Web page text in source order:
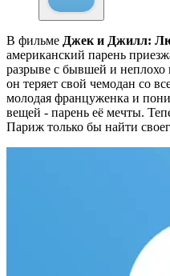
В фильме Джек и Джилл:
американский парень
разрыве с бывшей и неплохо
он теряет свой чемодан со
молодая француженка и
вещей - парень её мечты.
Париж только бы найти